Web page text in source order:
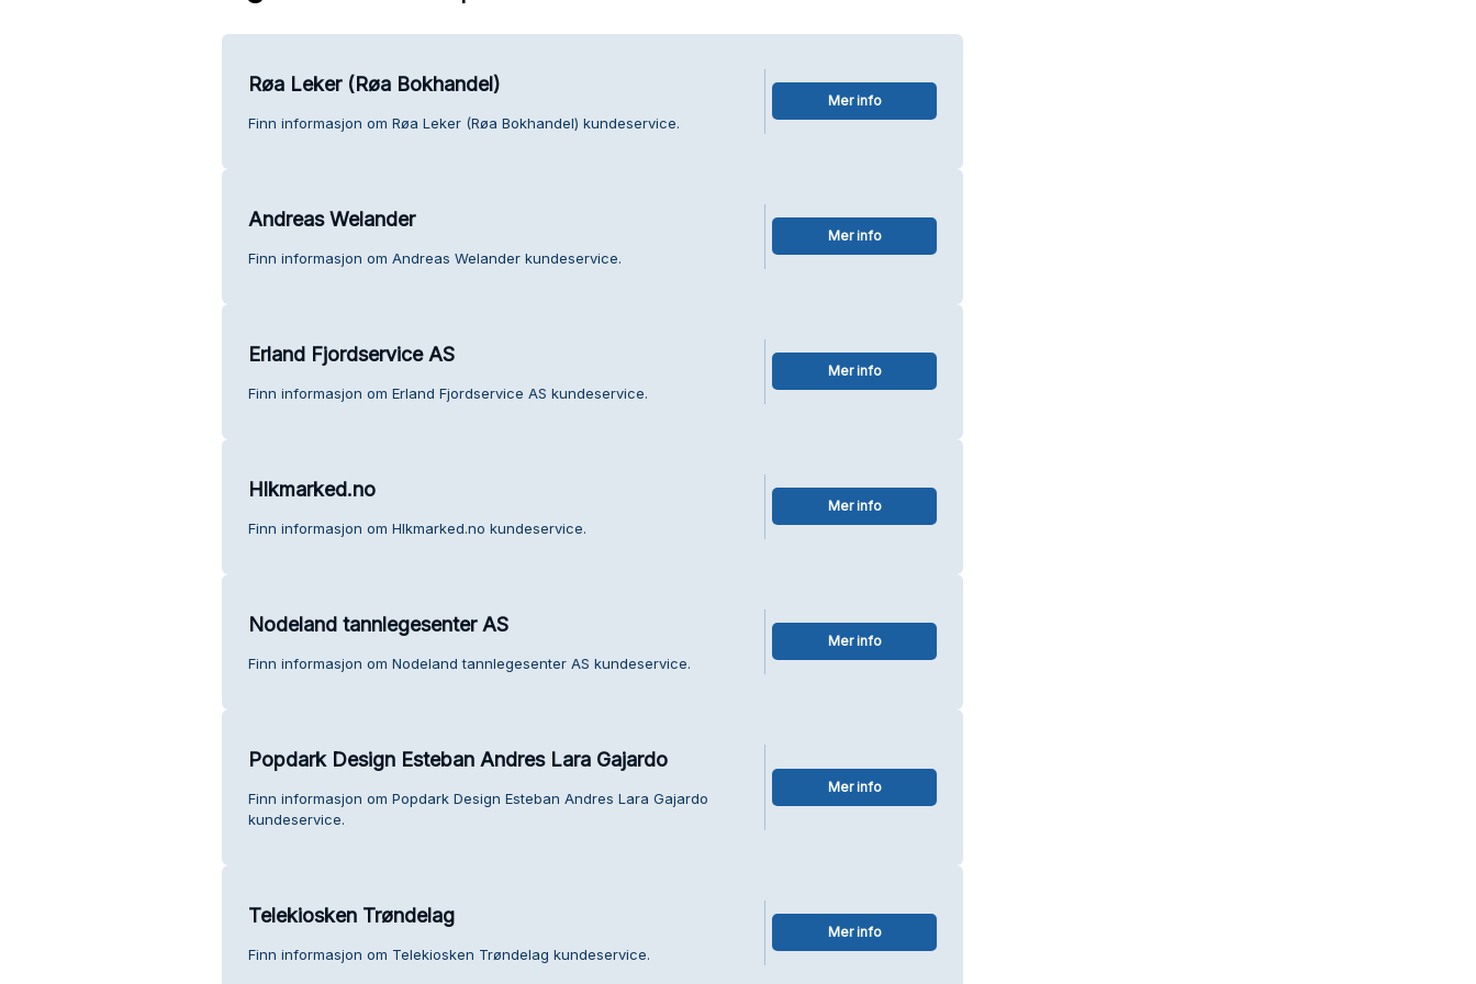
Røa Leker (Røa Bokhandel)
Finn informasjon om Røa Leker (Røa Bokhandel) kundeservice.
Mer info
Andreas Welander
Finn informasjon om Andreas Welander kundeservice.
Mer info
Erland Fjordservice AS
Finn informasjon om Erland Fjordservice AS kundeservice.
Mer info
Hlkmarked.no
Finn informasjon om Hlkmarked.no kundeservice.
Mer info
Nodeland tannlegesenter AS
Finn informasjon om Nodeland tannlegesenter AS kundeservice.
Mer info
Popdark Design Esteban Andres Lara Gajardo
Finn informasjon om Popdark Design Esteban Andres Lara Gajardo
kundeservice.
Mer info
Telekiosken Trøndelag
Finn informasjon om Telekiosken Trøndelag kundeservice.
Mer info